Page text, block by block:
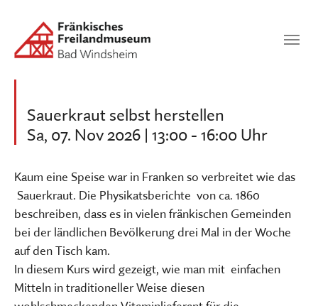
SUCHEN
Sauerkraut selbst herstellen
Sa, 07. Nov 2026 | 13:00 - 16:00 Uhr
Kaum eine Speise war in Franken so verbreitet wie das
Sauerkraut. Die Physikatsberichte von ca. 1860
beschreiben, dass es in vielen fränkischen Gemeinden
bei der ländlichen Bevölkerung drei Mal in der Woche
auf den Tisch kam.
In diesem Kurs wird gezeigt, wie man mit einfachen
Mitteln in traditioneller Weise diesen